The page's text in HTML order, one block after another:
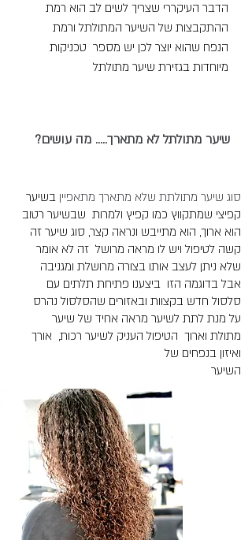
הדבר העיקררי שצריך לשים לב הוא רמת
ההתקבצות של השיער המתולתל ורמת
הנפח שהוא יוצר לכן יש מספר טכניקות
מיוחדות בגזירת שיער מתולתל
סוג שיער מתולתת שלא מתארך מתאפיין בשיער
קפיצי שמתקווץ כמו קפיץ ולמרות שבשיער רטוב
הוא ארוך, הוא מתייבש ונראה קצר, סוג שיער זה
קשה לטיפול ויש לו מראה מרושל זה לא אומר
שלא ניתן לעצב אותו בצורה מרושלת ומגניבה
אבל בדוגמה הזו ביצענו פתיחת תלתים עם
סלסול חדש בקצוות ובאזורים שהסלסול נהרס
על מנת לתת לשיער מראה אחיד של שיער
מתולת וארוך הטיפול העניק לשיער רכות, אורך
ואיזון בנפחים של
השיער